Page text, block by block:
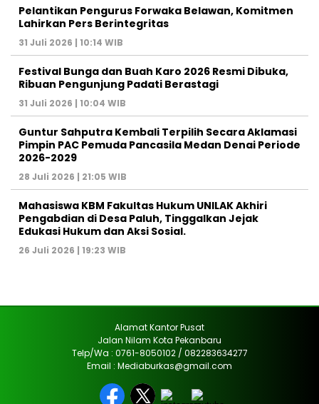
Pelantikan Pengurus Forwaka Belawan, Komitmen
Lahirkan Pers Berintegritas
31 Juli 2026 | 10:14 WIB
Festival Bunga dan Buah Karo 2026 Resmi Dibuka,
Ribuan Pengunjung Padati Berastagi
31 Juli 2026 | 10:04 WIB
Guntur Sahputra Kembali Terpilih Secara Aklamasi
Pimpin PAC Pemuda Pancasila Medan Denai Periode
2026-2029
28 Juli 2026 | 21:05 WIB
Mahasiswa KBM Fakultas Hukum UNILAK Akhiri
Pengabdian di Desa Paluh, Tinggalkan Jejak
Edukasi Hukum dan Aksi Sosial.
26 Juli 2026 | 19:23 WIB
Alamat Kantor Pusat
Jalan Nilam Kota Pekanbaru
Telp/Wa : 0761-8050102 / 082283634277
Email : Mediaburkas@gmail.com